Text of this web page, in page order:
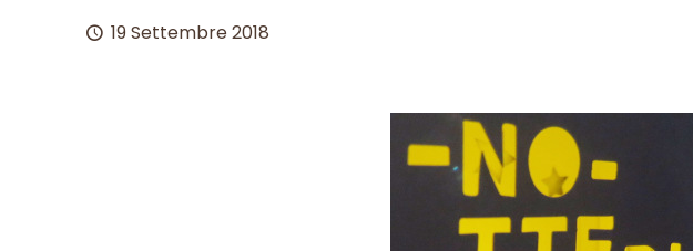
19 Settembre 2018